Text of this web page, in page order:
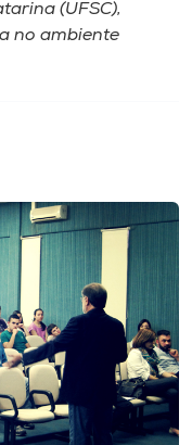
(UFSC),
no ambiente